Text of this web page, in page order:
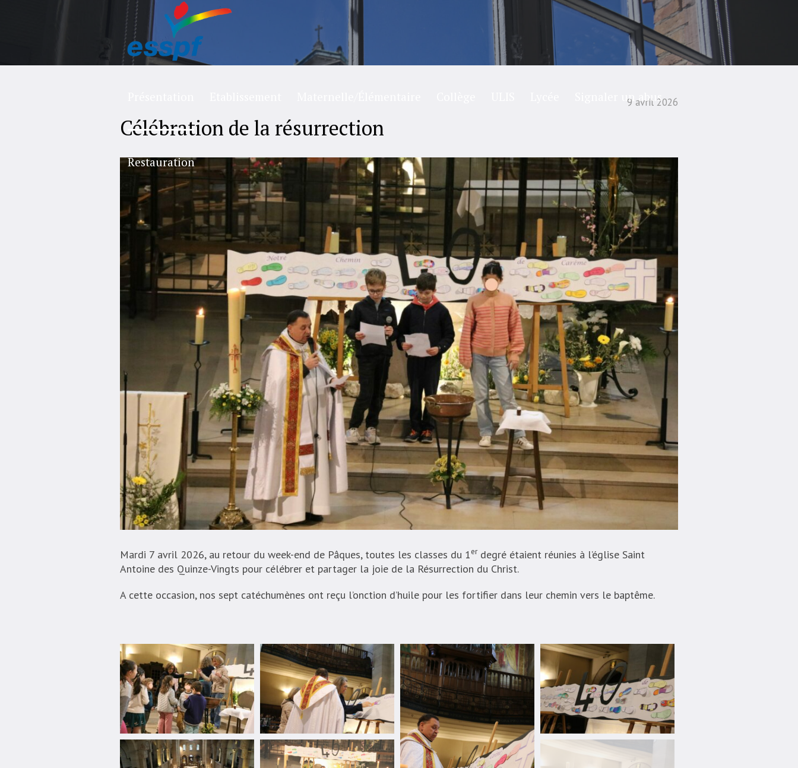
Signaler un abus
Restauration
9 avril 2026
Célébration de la résurrection
Mardi 7 avril 2026, au retour du week-end de Pâques, toutes les classes du 1erdegré étaient réunies à l’église Saint
Antoine des Quinze-Vingts pour célébrer et partager la joie de la Résurrection du Christ.
A cette occasion, nos sept catéchumènes ont reçu l’onction d’huile pour les fortifier dans leur chemin vers le baptême.